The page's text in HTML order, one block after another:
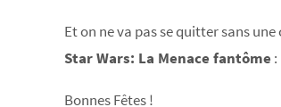
Et on ne va pas se quitter sans
Star Wars: La Menace fantôme :
Bonnes Fêtes !